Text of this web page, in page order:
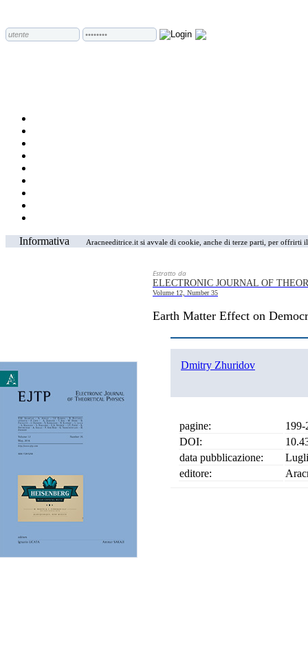
Informativa Aracneeditrice.it si avvale di cookie, anche di terze parti, per
Estratto da
ELECTRONIC JOURNAL OF
Volume 12, Number 35
Earth Matter Effect on
Dmitry Zhuridov
pagine:
199-
DOI:
data pubblicazione:
editore: